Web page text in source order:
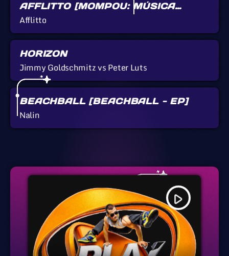
AFFLITTO [MOMPOU: MÚSICA
CALLADA]
Afflitto
HORIZON
Jimmy Goldschmitz vs Peter Luts
BEACHBALL [BEACHBALL - EP]
Nalin
play_arrow